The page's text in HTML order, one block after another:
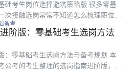
础考生岗位选择避坑策略版 很多零基
次接触选岗常常不知道怎么梳理职位
最终报考结果。本文是粉笔推出的零基
向首次备考的零基础人群，从条件梳
备考
阶版：零基础考生选岗方法
：零基础考生选岗方法与备考规划 本
公考的考生整理的选岗指南进阶版，面